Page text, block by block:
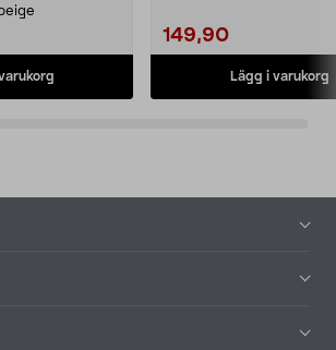
149,90
Lägg i varukorg